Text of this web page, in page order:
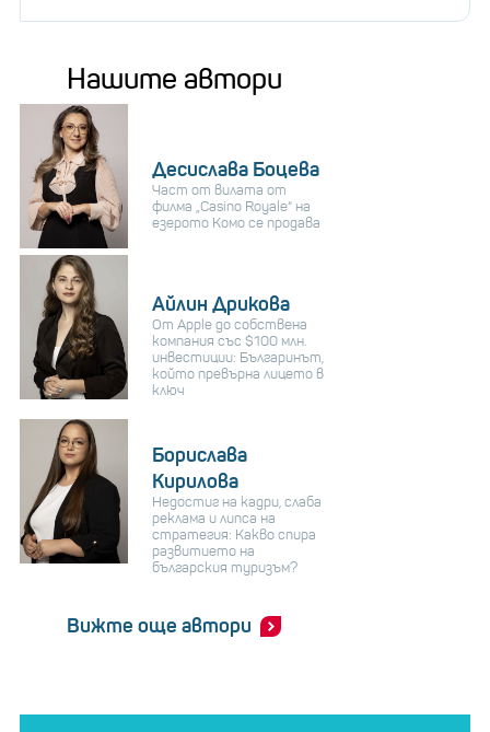
Нашите автори
Десислава Боцева
Част от вилата от
филма „Casino Royale“ на
езерото Комо се продава
Айлин Дрикова
От Apple до собствена
компания със $100 млн.
инвестиции: Българинът,
който превърна лицето в
ключ
Борислава
Кирилова
Недостиг на кадри, слаба
реклама и липса на
стратегия: Какво спира
развитието на
българския туризъм?
Вижте още автори